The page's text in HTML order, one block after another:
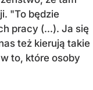
"To będzie
pracy (...). Ja się
też kierują takie
to, które osoby